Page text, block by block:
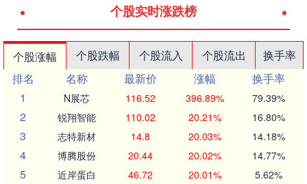
个股实时涨跌榜
个股涨幅 个股跌幅 个股流入 个股流出
换手率
排名
名称 最新价 涨幅
换手率
1
N展芯 116.52 396.89% 79.39%
2 锐翔智能 110.02 20.21% 16.80%
3 志特新材 14.8 20.03% 14.18%
4 博腾股份 20.44 20.02% 14.77%
5 近岸蛋白 46.72 20.01% 5.62%